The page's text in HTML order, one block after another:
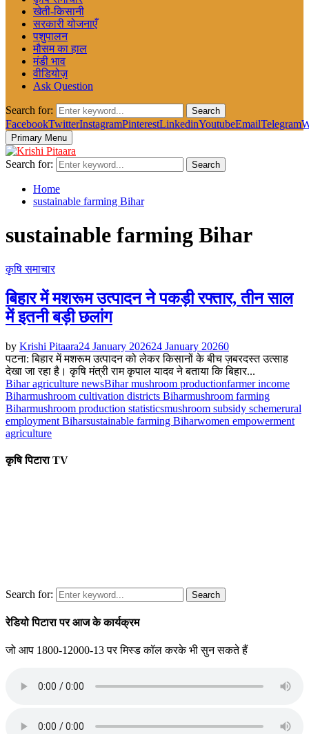
खेती-किसानी
सरकारी योजनाएँ
पशुपालन
मौसम का हाल
मंडी भाव
वीडियोज़
Ask Question
Search for: Search
FacebookTwitterInstagramPinterestLinkedinYoutubeEmailTelegram
Primary Menu
Search for: Search
Home
sustainable farming Bihar
sustainable farming Bihar
कृषि समाचार
बिहार में मशरूम उत्पादन ने पकड़ी रफ्तार, तीन साल
में इतनी बड़ी छलांग
by Krishi Pitaara24 January 202624 January 20260
पटना: बिहार में मशरूम उत्पादन को लेकर किसानों के बीच ज़बरदस्त उत्साह
देखा जा रहा है। कृषि मंत्री राम कृपाल यादव ने बताया कि बिहार...
Bihar agriculture newsBihar mushroom productionfarmer income
Biharmushroom cultivation districts Biharmushroom farming
Biharmushroom production statisticsmushroom subsidy schemerural
employment Biharsustainable farming Biharwomen empowerment
agriculture
कृषि पिटारा TV
Search for: Search
रेडियो पिटारा पर आज के कार्यक्रम
जो आप 1800-12000-13 पर मिस्ड कॉल करके भी सुन सकते हैं